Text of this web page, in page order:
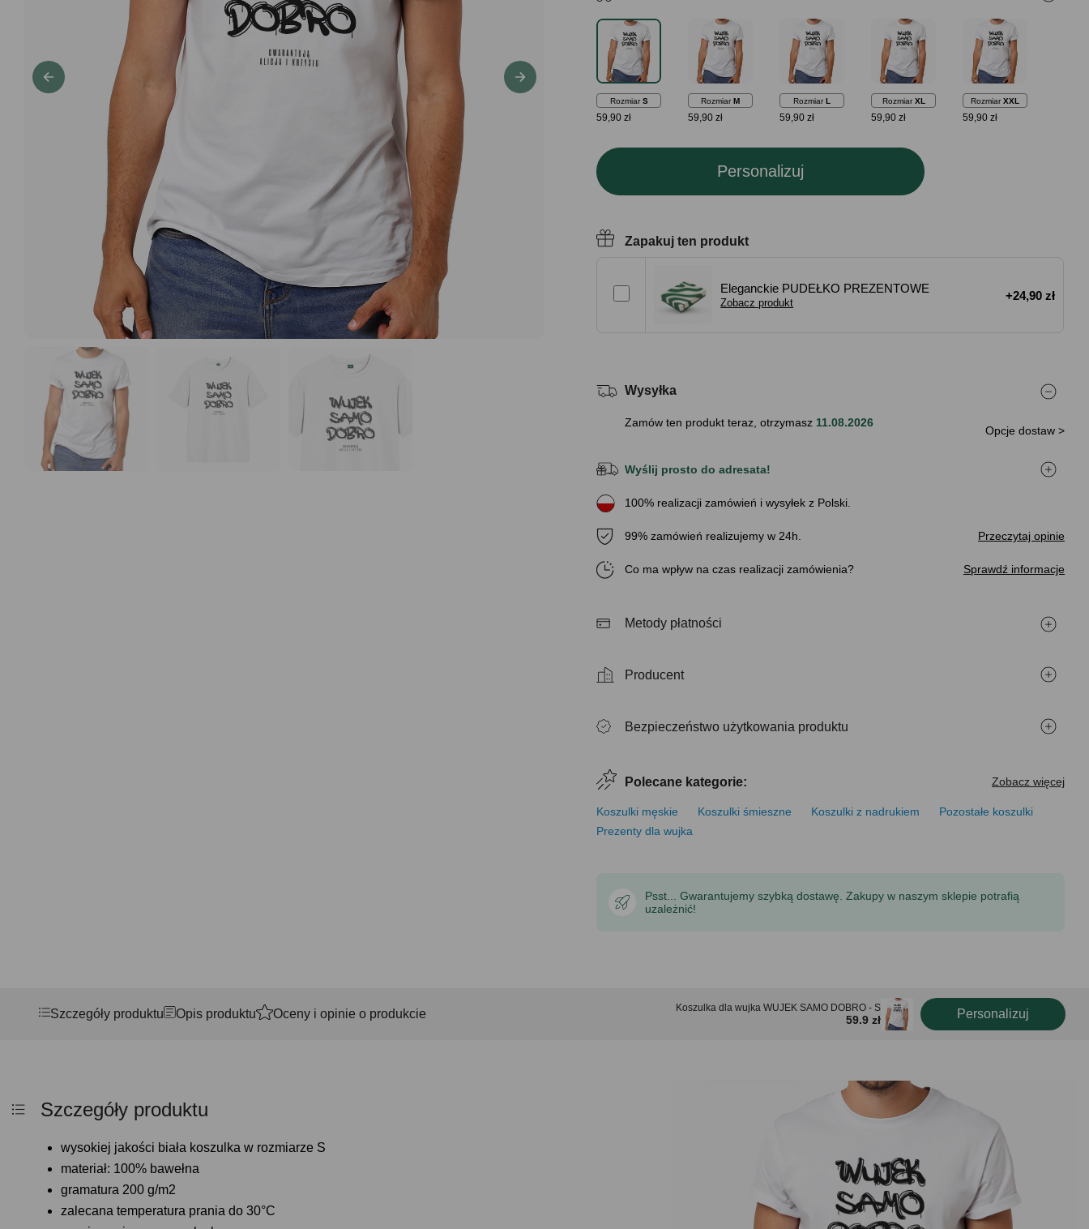
Rozmiar S
59,90 zł
RozmiarM
59,90 zł
RozmiarL
59,90 zł
Rozmiar XL
59,90 zł
RozmiarXXL
59,90 zł
Personalizuj
Zapakuj ten produkt
Eleganckie PUDEŁKO PREZENTOWE
Zobacz produkt
+24,90 zł
Wysyłka
Zamów ten produkt teraz, otrzymasz 11.08.2026
Opcje dostaw >
Wyślij prosto do adresata!
100% realizacji zamówień i wysyłek z Polski.
99% zamówień realizujemy w 24h. Przeczytaj opinie
Co ma wpływ na czas realizacji zamówienia Sprawdź informacje
Metody płatności
Producent
Bezpieczeństwo użytkowania produktu
Polecane kategorie: Zobacz więcej
Koszulki męskie Koszulki śmieszne Koszulki z nadrukiem
Pozostałe koszulki
Prezenty dla wujka
Psst... Gwarantujemy szybką dostawę. Zakupy w naszym sklepie potrafią
uzależnić!
Szczegóły produktu Opis produktu Oceny i opinie o produkcie Koszulka dla wujka WUJEK SAMO DOBRO - S
59.9 zł Personalizuj
Szczegóły produktu
wysokiej jakości biała koszulka w rozmiarze S
materiał: 100% bawełna
gramatura 200 g/m2
zalecana temperatura prania do 30°C